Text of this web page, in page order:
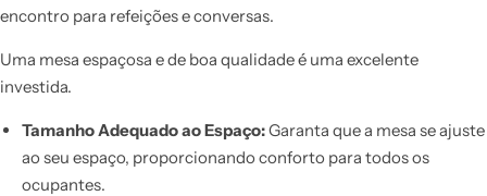
encontro para refeições e conversas.
Uma mesa espaçosa e de boa qualidade é uma excelente
investida.
Tamanho Adequado ao Espaço:Garanta que a mesa se ajuste
ao seu espaço, proporcionando conforto para todos os
ocupantes.